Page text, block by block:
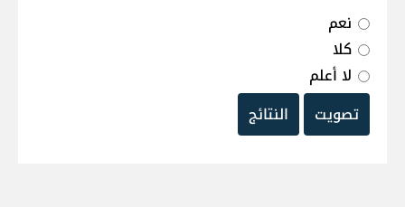
نعم
كلا
لا أعلم
تصويت
النتائج